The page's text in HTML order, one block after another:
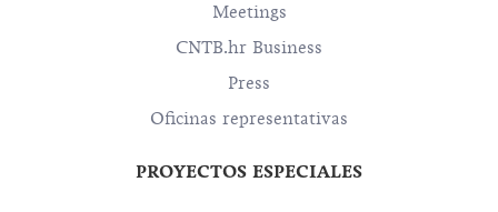
Meetings
CNTB.hr Business
Press
Oficinas representativas
PROYECTOS ESPECIALES